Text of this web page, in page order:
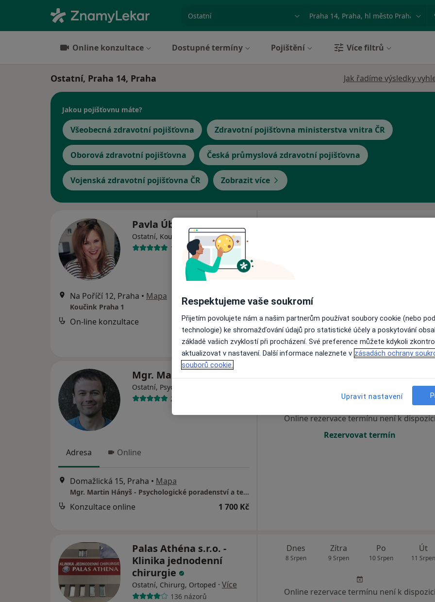
specializace, nemoc nebo příjmení
Online konzultace Dostupné termíny Pojištění Více filtrů
Ostatní, Praha 14, Praha Jak řadíme výsledky
Jakou pojišťovnu máte?
Všeobecná zdravotní pojišťovna Zdravotní pojišťovna ministerstva vnitra ČR
Oborová zdravotní pojišťovna Česká průmyslová zdravotní pojišťovna
Vojenská zdravotní pojišťovna ČR Zobrazit více
Pavla Úblová
Ostatní, Kouč, Psycholog
18 názorů
Na Poříčí 12, Praha • Mapa
Koučink Praha 1
On-line konzultace 1 200 Kč
Mgr. Martin Hányš
Ostatní, Psycholog, Terapeut
23 názorů
Adresa Online
Domažlická 15, Praha • Mapa
Mgr. Martin Hányš - Psychologické poradenství a terapie
Konzultace online 1 700 Kč
11
Online rezervace termínu není k
Rezervovat termín
Palas Athéna s.r.o. -
Klinika jednodenní
chirurgie
Ostatní, Chirurg, Ortoped · Více
136 názorů
Dnes
8 Srpen
Zítra
9 Srpen
Po
10 Srpen
Út
11 Srpen
Online rezervace termínu není k dispozici
Respektujeme vaše soukromí
Přijetím povolujete nám a našim partnerům používat soubory cookie (nebo
technologie) ke shromažďování údajů pro statistické účely a poskytování
základě vašich zvyklostí při procházení. Své preference můžete kdykoli
aktualizovat v nastavení. Další informace naleznete v zásadách ochrany
souborů cookie.
Upravit nastavení